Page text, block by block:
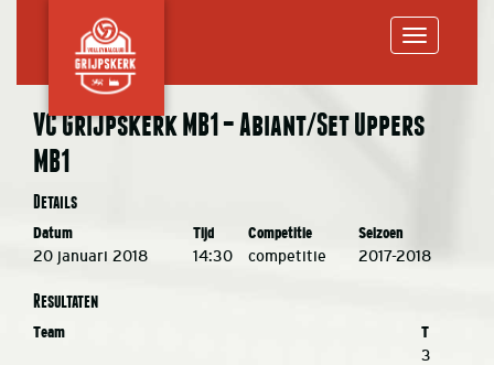
VC Grijpskerk MB1 – Abiant/Set Uppers
MB1
Details
Datum Tijd Competitie Seizoen
20 januari 2018 14:30 competitie 2017-2018
Resultaten
Team T
3